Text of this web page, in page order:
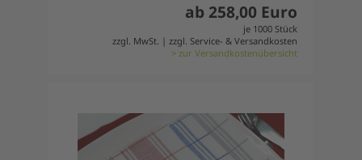
ab 258,00 Euro
je 1000 Stück
zzgl. MwSt. | zzgl. Service- & Versandkosten
> zur Versandkostenübersicht